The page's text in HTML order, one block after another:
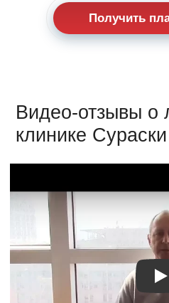
Получить
Видео-отзывы о
клинике Сураски